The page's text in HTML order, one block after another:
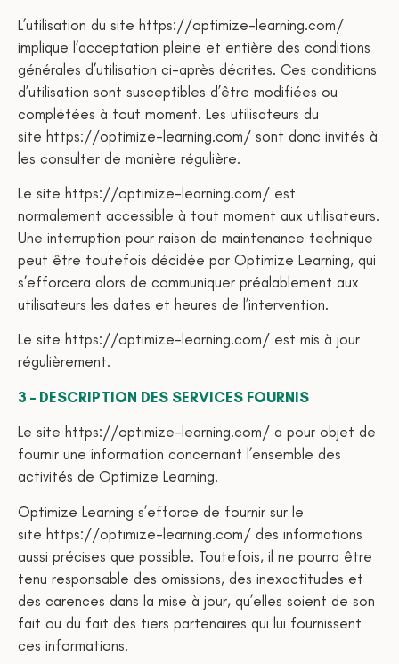
L’utilisation du site https://optimize-learning.com/
implique l’acceptation pleine et entière des conditions
générales d’utilisation ci-après décrites. Ces conditions
d’utilisation sont susceptibles d’être modifiées ou
complétées à tout moment. Les utilisateurs du
site https://optimize-learning.com/ sont donc invités à
les consulter de manière régulière.
Le site https://optimize-learning.com/ est
normalement accessible à tout moment aux utilisateurs.
Une interruption pour raison de maintenance technique
peut être toutefois décidée par Optimize Learning, qui
s’efforcera alors de communiquer préalablement aux
utilisateurs les dates et heures de l’intervention.
Le site https://optimize-learning.com/ est mis à jour
régulièrement.
3 – DESCRIPTION DES SERVICES FOURNIS
Le site https://optimize-learning.com/ a pour objet de
fournir une information concernant l’ensemble des
activités de Optimize Learning.
Optimize Learning s’efforce de fournir sur le
site https://optimize-learning.com/ des informations
aussi précises que possible. Toutefois, il ne pourra être
tenu responsable des omissions, des inexactitudes et
des carences dans la mise à jour, qu’elles soient de son
fait ou du fait des tiers partenaires qui lui fournissent
ces informations.